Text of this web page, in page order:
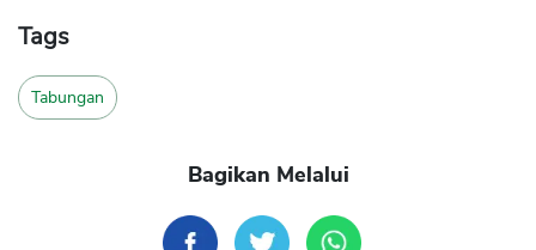
Tags
Tabungan
Bagikan Melalui